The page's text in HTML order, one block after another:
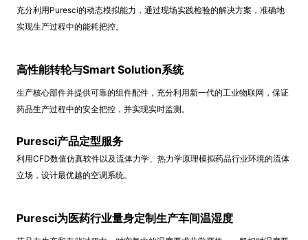
充分利用Puresci的动态模拟能力，通过现场实践检验的解决方案，准确地
实现生产过程中的能耗把控。
高性能转轮与Smart Solution系统
生产核心部件并提供可靠的组件配件，充分利用新一代的工业物联网，保证
药品生产过程中的安全把控，并实现实时监测。
Puresci产品定型服务
利用CFD数值仿真软件以及流体力学、热力学原理模拟药品行业环境的流体
立场，设计最优越的空调系统。
Puresci为医药行业量身定制生产车间温湿度